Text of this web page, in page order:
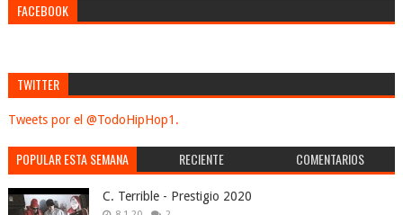
FACEBOOK
TWITTER
Tweets por el @TodoHipHop1.
POPULAR ESTA SEMANA RECIENTE COMENTARIOS
C. Terrible - Prestigio 2020